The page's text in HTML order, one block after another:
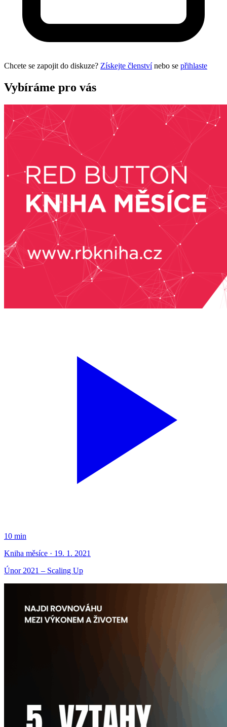
Chcete se zapojit do diskuze? Získejte členstvínebo se přihlaste
Vybíráme pro vás
10 min
Kniha měsíce · 19. 1. 2021
Únor 2021 – Scaling Up